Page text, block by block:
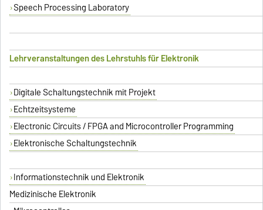
Speech Processing Laboratory
Lehrveranstaltungen des Lehrstuhls für Elektronik
Digitale Schaltungstechnik mit Projekt
Echtzeitsysteme
Electronic Circuits / FPGA and Microcontroller Programming
Elektronische Schaltungstechnik
Informationstechnik und Elektronik
Medizinische Elektronik